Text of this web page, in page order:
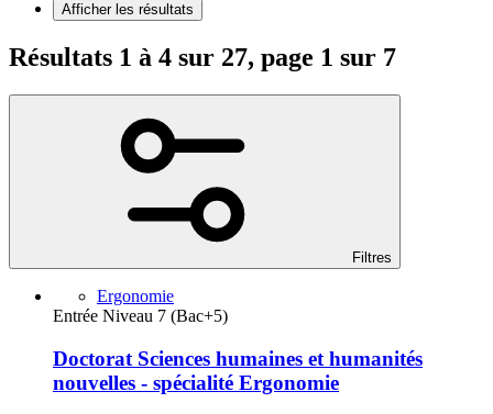
Afficher les résultats
Résultats 1 à 4 sur 27, page 1 sur 7
Filtres
Ergonomie
Entrée Niveau 7 (Bac+5)
Doctorat Sciences humaines et humanités
nouvelles - spécialité Ergonomie